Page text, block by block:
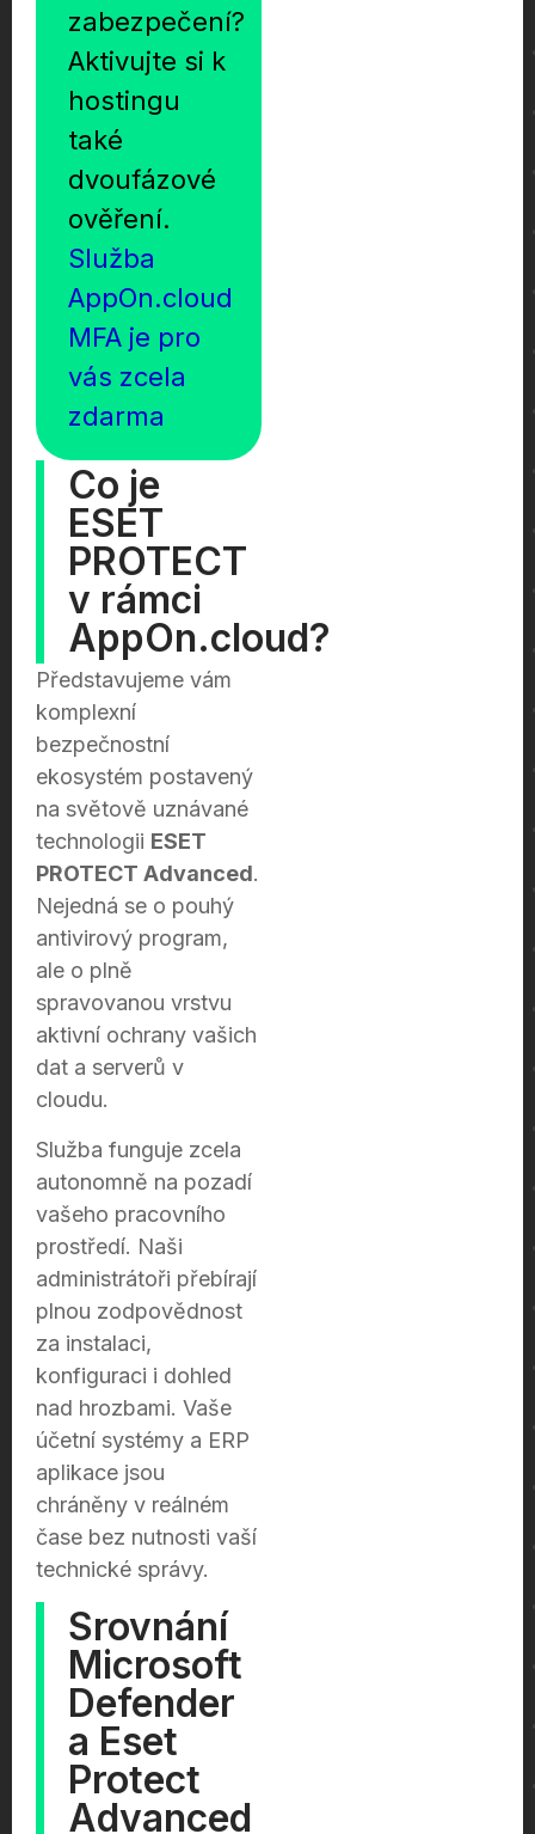
zabezpečení?
Aktivujte si k
hostingu
také
dvoufázové
ověření.
Služba
AppOn.cloud
MFA je pro
vás zcela
zdarma
Co je
ESET
PROTECT
v rámci
AppOn.cloud?
Představujeme vám
komplexní
bezpečnostní
ekosystém postavený
na světově uznávané
technologii ESET
PROTECT Advanced.
Nejedná se o pouhý
antivirový program,
ale o plně
spravovanou vrstvu
aktivní ochrany vašich
dat a serverů v
cloudu.
Služba funguje zcela
autonomně na pozadí
vašeho pracovního
prostředí. Naši
administrátoři přebírají
plnou zodpovědnost
za instalaci,
konfiguraci i dohled
nad hrozbami. Vaše
účetní systémy a ERP
aplikace jsou
chráněny v reálném
čase bez nutnosti vaší
technické správy.
Srovnání
Microsoft
Defender
a Eset
Protect
Advanced